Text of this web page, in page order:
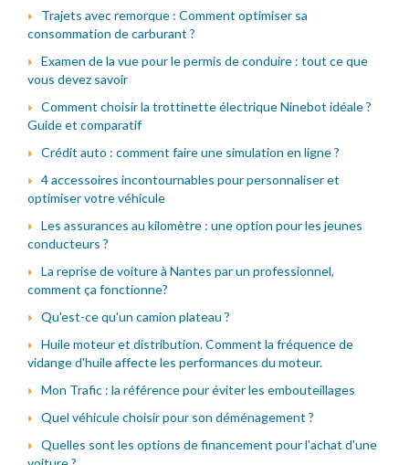
Trajets avec remorque : Comment optimiser sa
consommation de carburant ?
Examen de la vue pour le permis de conduire : tout ce que
vous devez savoir
Comment choisir la trottinette électrique Ninebot idéale ?
Guide et comparatif
Crédit auto : comment faire une simulation en ligne ?
4 accessoires incontournables pour personnaliser et
optimiser votre véhicule
Les assurances au kilomètre : une option pour les jeunes
conducteurs ?
La reprise de voiture à Nantes par un professionnel,
comment ça fonctionne?
Qu'est-ce qu'un camion plateau ?
Huile moteur et distribution. Comment la fréquence de
vidange d'huile affecte les performances du moteur.
Mon Trafic : la référence pour éviter les embouteillages
Quel véhicule choisir pour son déménagement ?
Quelles sont les options de financement pour l'achat d'une